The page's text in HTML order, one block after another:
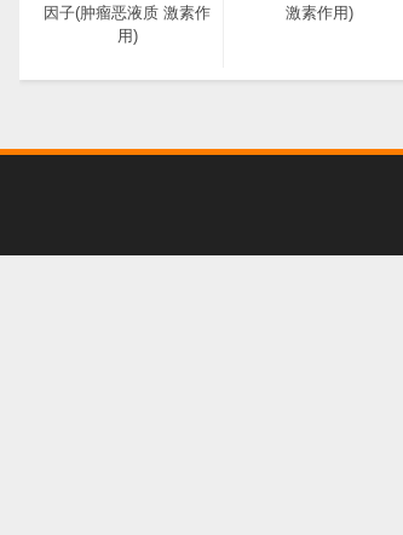
因子(肿瘤恶液质 激素作
用)
激素作用)